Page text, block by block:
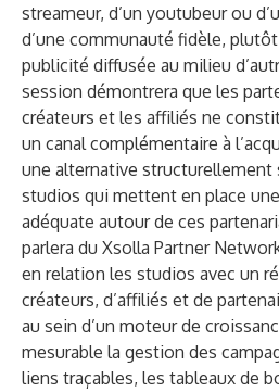
streameur, d’un youtubeur ou
d’une communauté fidèle, plutôt
publicité diffusée au milieu
session démontrera que les
créateurs et les affiliés ne
un canal complémentaire à
une alternative structurellement
studios qui mettent en place
adéquate autour de ces
parlera du Xsolla Partner
en relation les studios avec un
créateurs, d’affiliés et de
au sein d’un moteur de
mesurable la gestion des
liens traçables, les tableaux de